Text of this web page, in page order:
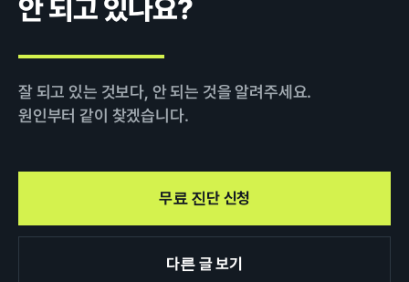
안 되고 있나요?
잘 되고 있는 것보다, 안 되는 것을 알려주세요.
원인부터 같이 찾겠습니다.
무료 진단 신청
다른 글 보기